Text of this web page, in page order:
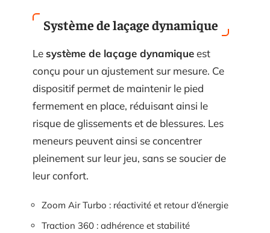
Système de laçage dynamique
Lesystème de laçage dynamiqueest
conçu pour un ajustement sur mesure. Ce
dispositif permet de maintenir le pied
fermement en place, réduisant ainsi le
risque de glissements et de blessures. Les
meneurs peuvent ainsi se concentrer
pleinement sur leur jeu, sans se soucier de
leur confort.
Zoom Air Turbo : réactivité et retour d’énergie
Traction 360 : adhérence et stabilité